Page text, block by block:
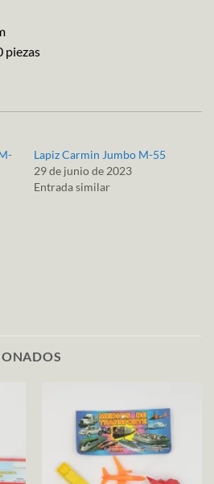
piezas
Lapiz Carmin Jumbo M-55
29 de junio de 2023
Entrada similar